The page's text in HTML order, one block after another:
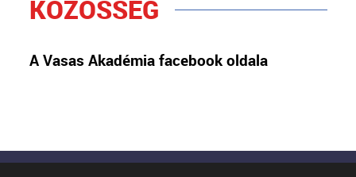
KÖZÖSSÉG
A Vasas Akadémia facebook oldala